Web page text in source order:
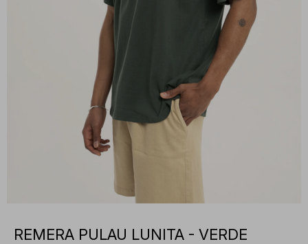
REMERA PULAU LUNITA - VERDE